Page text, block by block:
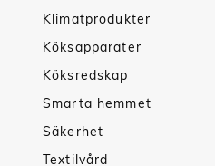
Klimatprodukter
Köksapparater
Köksredskap
Smarta hemmet
Säkerhet
Textilvård